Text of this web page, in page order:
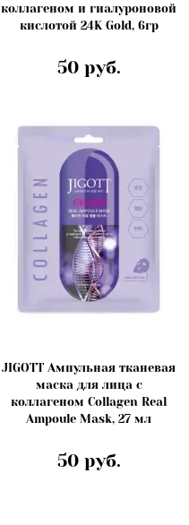
коллагеном и гиалуроновой
кислотой 24K Gold, 6гр
50 руб.
JIGOTT Ампульная тканевая
маска для лица с
коллагеном Collagen Real
Ampoule Mask, 27 мл
50 руб.